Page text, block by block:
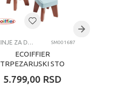
KUHINJE ZA DECU I DODACI ZA IGRU SM001687
ECOIFFIER
TRPEZARIJSKI STO
5.799,00 RSD